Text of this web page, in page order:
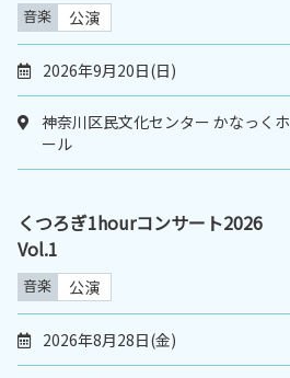
音楽 公演
2026年9月20日(日)
神奈川区民文化センター かなっくホ
ール
くつろぎ1hourコンサート2026
Vol.1
音楽 公演
2026年8月28日(金)